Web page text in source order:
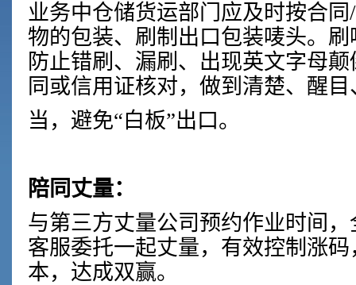
业务中仓储货运部门应及时按合
物的包装、刷制出口包装唛头。
防止错刷、漏刷、出现英文字母
同或信用证核对，做到清楚、醒
当，避免“白板”出口。
陪同丈量：
与第三方丈量公司预约作业时间
客服委托一起丈量，有效控制涨
本，达成双赢。